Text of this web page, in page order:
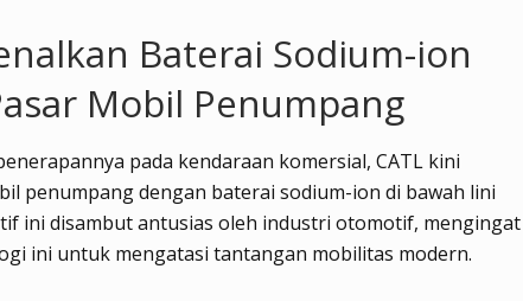
Baterai Sodium-ion
Mobil Penumpang
pada kendaraan komersial, CATL kini
penumpang dengan baterai sodium-ion di bawah lini
ini disambut antusias oleh industri otomotif, mengingat
ini untuk mengatasi tantangan mobilitas modern.